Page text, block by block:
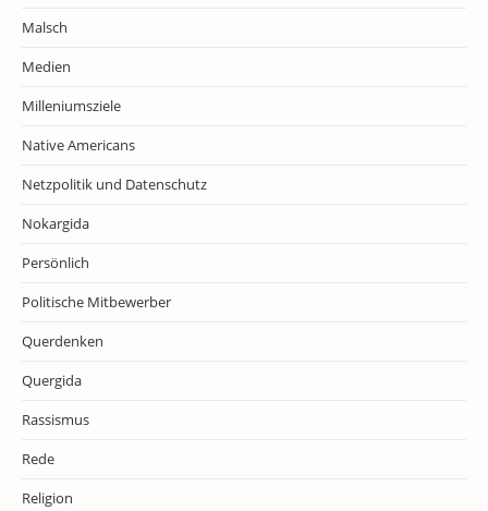
Malsch
Medien
Milleniumsziele
Native Americans
Netzpolitik und Datenschutz
Nokargida
Persönlich
Politische Mitbewerber
Querdenken
Quergida
Rassismus
Rede
Religion